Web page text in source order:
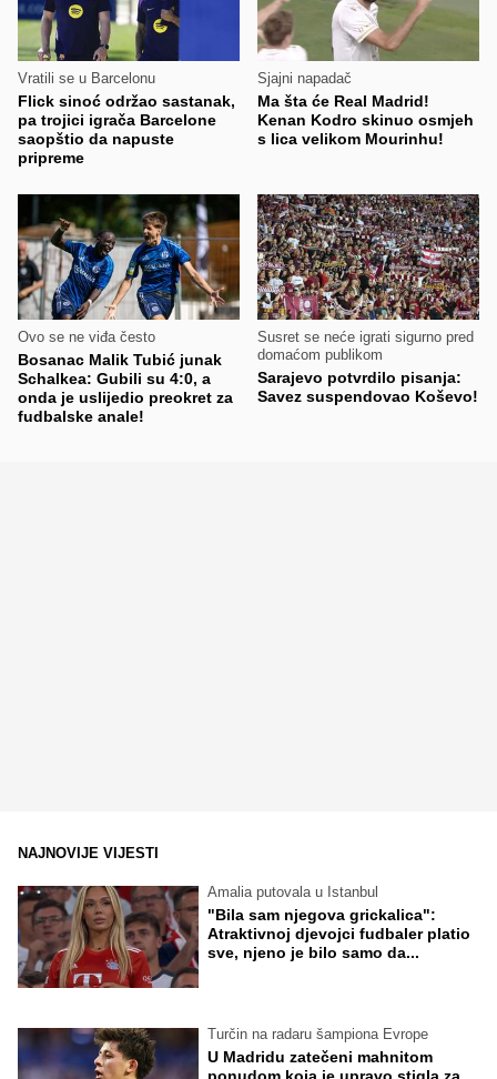
Vratili se u Barcelonu
Flick sinoć održao sastanak,
pa trojici igrača Barcelone
saopštio da napuste
pripreme
Sjajni napadač
Ma šta će Real Madrid!
Kenan Kodro skinuo osmjeh
s lica velikom Mourinhu!
Ovo se ne viđa često
Bosanac Malik Tubić junak
Schalkea: Gubili su 4:0, a
onda je uslijedio preokret za
fudbalske anale!
Susret se neće igrati sigurno pred
domaćom publikom
Sarajevo potvrdilo pisanja:
Savez suspendovao Koševo!
NAJNOVIJE VIJESTI
Amalia putovala u Istanbul
"Bila sam njegova grickalica":
Atraktivnoj djevojci fudbaler platio
sve, njeno je bilo samo da...
Turčin na radaru šampiona Evrope
U Madridu zatečeni mahnitom